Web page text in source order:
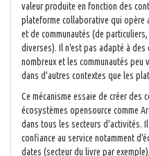
valeur produite en fonction des
plateforme collaborative qui opère
et de communautés (de
diverses). Il n'est pas adapté à
nombreux et les communautés
dans d'autres contextes que les
Ce mécanisme essaie de créer
écosystèmes opensource comme
dans tous les secteurs d'activités. Il
confiance au service notamment
dates (secteur du livre par